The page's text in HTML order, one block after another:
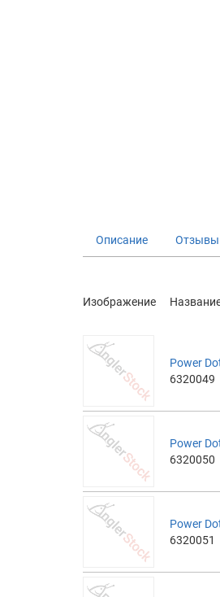
Описание Отзывы
Изображение
Power
6320049
Power
6320050
Power
6320051